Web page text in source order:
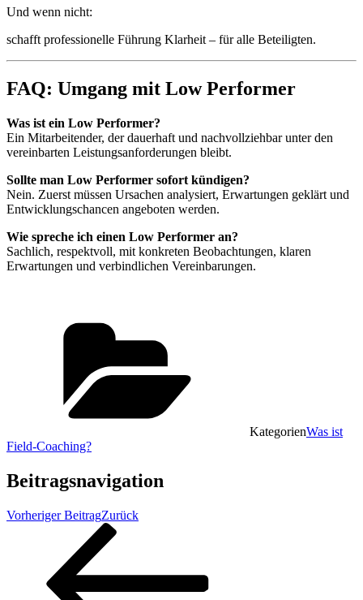
Und wenn nicht:
schafft professionelle Führung Klarheit – für alle Beteiligten.
FAQ: Umgang mit Low Performer
Was ist ein Low Performer?
Ein Mitarbeitender, der dauerhaft und nachvollziehbar unter den
vereinbarten Leistungsanforderungen bleibt.
Sollte man Low Performer sofort kündigen?
Nein. Zuerst müssen Ursachen analysiert, Erwartungen geklärt und
Entwicklungschancen angeboten werden.
Wie spreche ich einen Low Performer an?
Sachlich, respektvoll, mit konkreten Beobachtungen, klaren
Erwartungen und verbindlichen Vereinbarungen.
KategorienWas ist
Field-Coaching?
Beitragsnavigation
Vorheriger BeitragZurück